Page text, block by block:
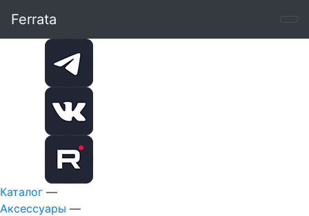
Ferrata
Каталог —
Аксессуары —